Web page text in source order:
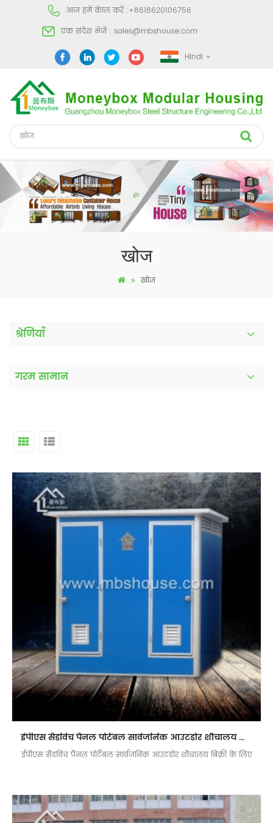
आज हमें कॅाल करें :+8618620106756
एक संदेश भेजें : sales@mbshouse.com
Hindi
खोज
खोज
श्रेणियाँ
गरम सामान
ईपीएस सैंडविच पैनल पोर्टेबल सार्वजनिक आउटडोर शौचालय बिक्री के लिए
ईपीएस सैंडविच पैनल पोर्टेबल सार्वजनिक आउटडोर शौचालय बिक्री के लिए